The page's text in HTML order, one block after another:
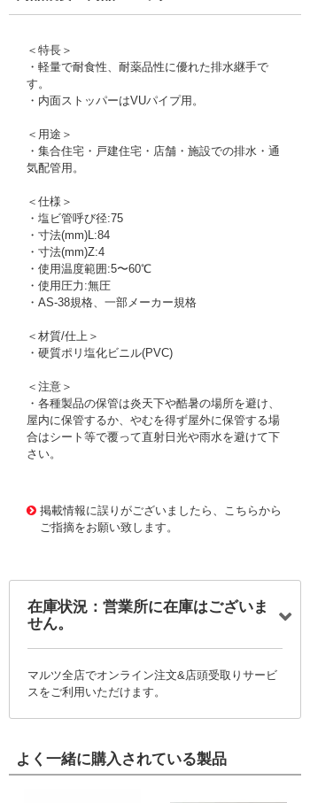
＜特長＞
・軽量で耐食性、耐薬品性に優れた排水継手で
す。
・内面ストッパーはVUパイプ用。
＜用途＞
・集合住宅・戸建住宅・店舗・施設での排水・通
気配管用。
＜仕様＞
・塩ビ管呼び径:75
・寸法(mm)L:84
・寸法(mm)Z:4
・使用温度範囲:5〜60℃
・使用圧力:無圧
・AS-38規格、一部メーカー規格
＜材質/仕上＞
・硬質ポリ塩化ビニル(PVC)
＜注意＞
・各種製品の保管は炎天下や酷暑の場所を避け、
屋内に保管するか、やむを得ず屋外に保管する場
合はシート等で覆って直射日光や雨水を避けて下
さい。
掲載情報に誤りがございましたら、こちらから
ご指摘をお願い致します。
在庫状況：営業所に在庫はございま
せん。
マルツ全店でオンライン注文&店頭受取りサービ
スをご利用いただけます。
よく一緒に購入されている製品